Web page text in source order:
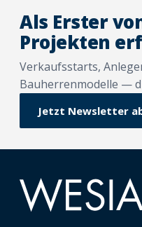
Als Erster
Projekten
Verkaufsstarts,
Bauherrenmodelle —
Jetzt Newsletter